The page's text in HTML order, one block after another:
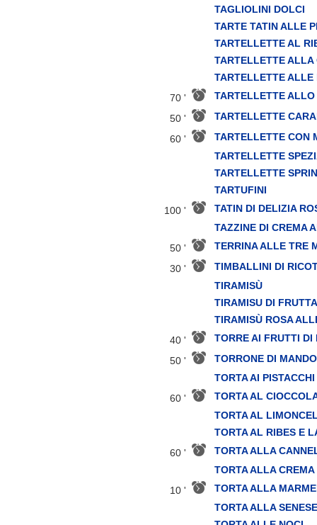
TAGLIOLINI DOLCI
TARTE TATIN ALLE
TARTELLETTE AL
TARTELLETTE ALLA
TARTELLETTE ALLE
70 '
TARTELLETTE
50 '
TARTELLETTE
60 '
TARTELLETTE CON
TARTELLETTE
TARTELLETTE
TARTUFINI
100 '
TATIN DI DELIZIA
TAZZINE DI CREMA
50 '
TERRINA ALLE TRE
30 '
TIMBALLINI DI
TIRAMISÙ
TIRAMISU DI FRUTTA
TIRAMISÙ ROSA
40 '
TORRE AI FRUTTI DI
50 '
TORRONE DI
TORTA AI PISTACCHI
60 '
TORTA AL
TORTA AL
TORTA AL RIBES E
60 '
TORTA ALLA
TORTA ALLA CREMA
10 '
TORTA ALLA
TORTA ALLA SENESE